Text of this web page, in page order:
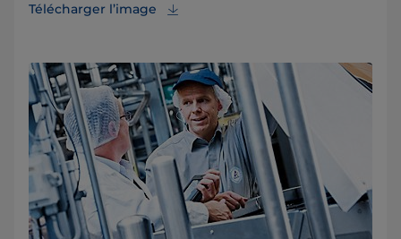
Télécharger l’image